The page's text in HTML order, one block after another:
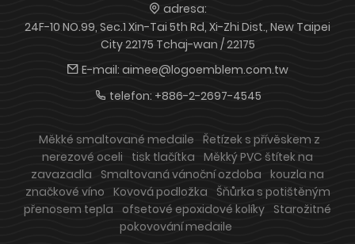
adresa:
24F-10 NO.99, Sec.1 Xin-Tai 5th Rd, Xi-Zhi Dist., New Taipei
City 22175 Tchaj-wan / 22175
E-mail: aimee@logoemblem.com.tw
telefon: +886-2-2697-4545
Měkké smaltované medaile Řetízek s přívěskem z
nerezové oceli
tisk tlačítka Měkký PVC štítek na
zavazadla
Smaltovaná vánoční ozdoba kouzla na
značkové víno Kovová podložka
Šňůrka s potištěným
přenosem tepla
ofsetové epoxidové kolíky Starožitné
pokovování medaile